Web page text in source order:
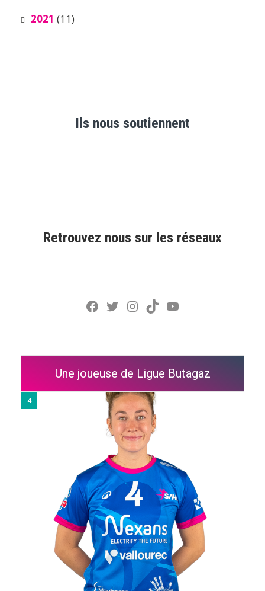
2021 (11)
Ils nous soutiennent
Retrouvez nous sur les réseaux
Facebook
Twitter
Instagram
TikTokYouTube
Une joueuse de Ligue Butagaz
4